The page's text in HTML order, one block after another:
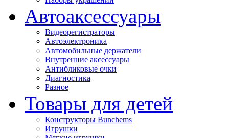
Автоаксессуары
Видеорегистраторы
Автоэлектроника
Автомобильные держатели
Внутренние аксессуары
Антибликовые очки
Диагностика
Разное
Товары для детей
Конструкторы Bunchems
Игрушки